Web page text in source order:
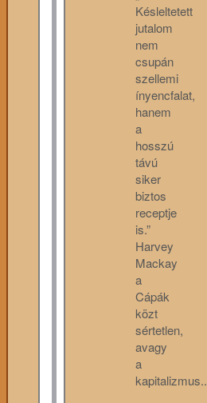
Késleltetett
jutalom
nem
csupán
szellemi
ínyencfalat,
hanem
a
hosszú
távú
siker
biztos
receptje
is.”
Harvey
Mackay
a
Cápák
közt
sértetlen,
avagy
a